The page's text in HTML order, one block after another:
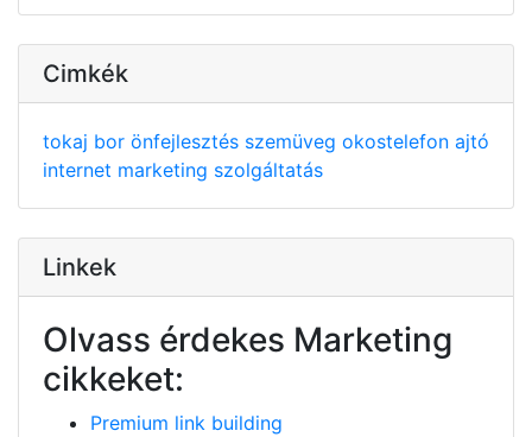
Cimkék
tokaj bor önfejlesztés szemüveg okostelefon ajtó
internet marketing szolgáltatás
Linkek
Olvass érdekes Marketing
cikkeket:
Premium link building